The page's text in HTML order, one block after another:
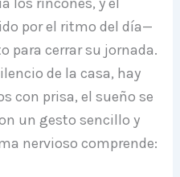
por el ritmo del día—
para cerrar su jornada.
de la casa, hay
con prisa, el sueño se
un gesto sencillo y
nervioso comprende: